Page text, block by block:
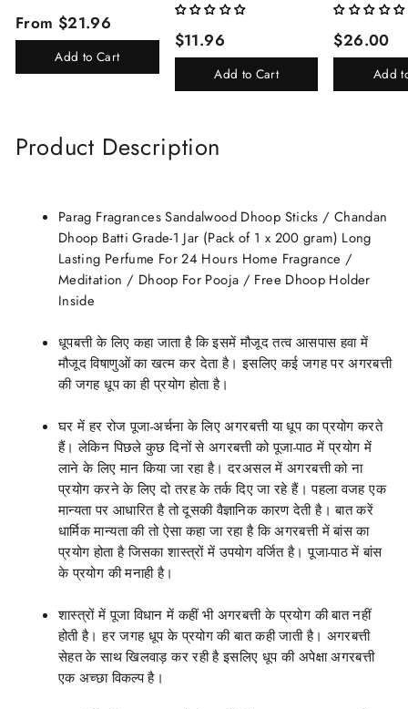
From $21.96
Add to Cart
Lasting Perfume 8ml X 3 Pc
For Men And Women
$11.96
Add to Cart
(Limited Time/
Rani)
$26.00
Add
Product Description
Parag Fragrances Sandalwood Dhoop Sticks / Chandan
Dhoop Batti Grade-1 Jar (Pack of 1 x 200 gram) Long
Lasting Perfume For 24 Hours Home Fragrance /
Meditation / Dhoop For Pooja / Free Dhoop Holder
Inside
धूपबत्ती के लिए कहा जाता है कि इसमें मौजूद तत्व आसपास हवा में
मौजूद विषाणुओं का खत्म कर देता है। इसलिए कई जगह पर अगरबत्ती
की जगह धूप का ही प्रयोग होता है।
घर में हर रोज पूजा-अर्चना के लिए अगरबत्ती या धूप का प्रयोग करते
हैं। लेकिन पिछले कुछ दिनों से अगरबत्ती को पूजा-पाठ में प्रयोग में
लाने के लिए मान किया जा रहा है। दरअसल में अगरबत्ती को ना
प्रयोग करने के लिए दो तरह के तर्क दिए जा रहे हैं। पहला वजह एक
मान्यता पर आधारित है तो दूसकी वैज्ञानिक कारण देती है। बात करें
धार्मिक मान्यता की तो ऐसा कहा जा रहा है कि अगरबत्ती में बांस का
प्रयोग होता है जिसका शास्त्रों में उपयोग वर्जित है। पूजा-पाठ में बांस
के प्रयोग की मनाही है।
शास्त्रों में पूजा विधान में कहीं भी अगरबत्ती के प्रयोग की बात नहीं
होती है। हर जगह धूप के प्रयोग की बात कही जाती है। अगरबत्ती
सेहत के साथ खिलवाड़ कर रही है इसलिए धूप की अपेक्षा अगरबत्ती
एक अच्छा विकल्प है।